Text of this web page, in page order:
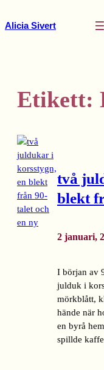
till
Alicia Sivert
Etikett:
två
blekt
2 januari,
I början av
julduk i
mörkblått,
hände när
en byrå
spillde